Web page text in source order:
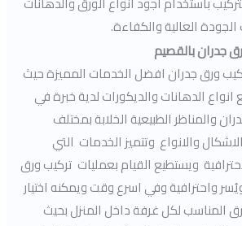
العالية والكفاءة.
جدران بالقصيم
ورق جدران افضل الخدمات المميزة حيث
الدهانات والديكورات لدية خبرة في
والمناظر الطبيعية الخلابة بمختلف
والانواع وتتميز الخدمات التي
ويستطيع القيام بعمليات تركيب ورق
واحترافية وفي اسرع وقت ويمكنه اختيار
المناسب لكل غرفة داخل المنزل بحيث